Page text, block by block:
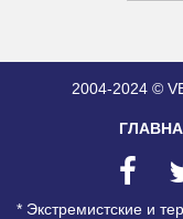
2004-2024 ©
* Экстремистские и